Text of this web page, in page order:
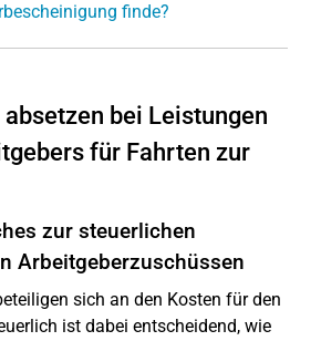
finde?
bei Leistungen
für Fahrten zur
zur steuerlichen
Arbeitgeberzuschüssen
sich an den Kosten für den
ist dabei entscheidend, wie